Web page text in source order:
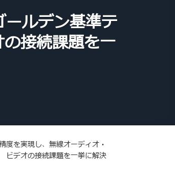
ルデン基準テ
接続課題を一
を実現し、無線オーディオ・
ビデオの接続課題を一挙に解決